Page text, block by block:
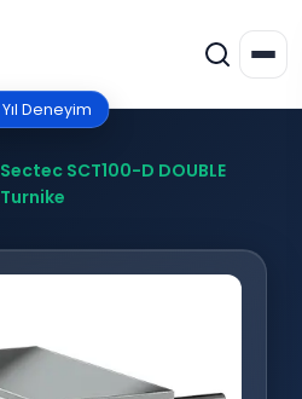
Yıl Deneyim
Sectec SCT100-D DOUBLE
Turnike